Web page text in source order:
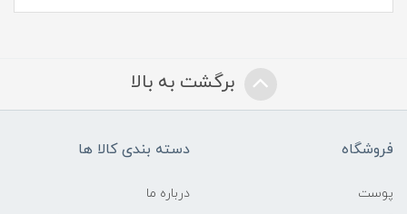
برگشت به بالا
فروشگاه
پوست
دسته بندی کالا ها
درباره ما